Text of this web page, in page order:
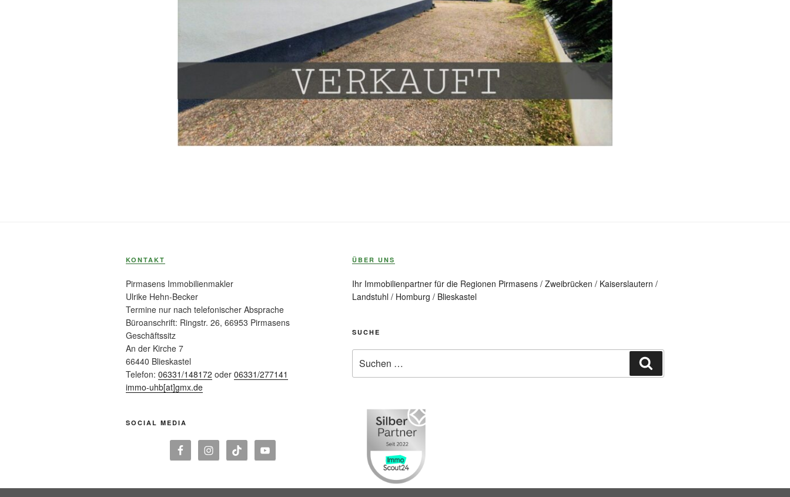
KONTAKT
Pirmasens Immobilienmakler
Ulrike Hehn-Becker
Termine nur nach telefonischer Absprache
Büroanschrift: Ringstr. 26, 66953 Pirmasens
Geschäftssitz
An der Kirche 7
66440 Blieskastel
Telefon: 06331/148172 oder 06331/277141
immo-uhb[at]gmx.de
SOCIAL MEDIA
ÜBER UNS
Ihr Immobilienpartner für die Regionen Pirmasens / Zweibrücken / Kaiserslautern /
Landstuhl / Homburg / Blieskastel
SUCHE
nach: